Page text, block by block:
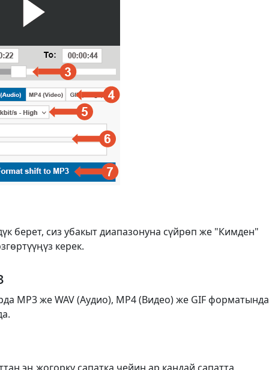
берет, сиз убакыт диапазонуна сүйрөп же "Кимден"
керек.
MP3 же WAV (Аудио), MP4 (Видео) же GIF форматында